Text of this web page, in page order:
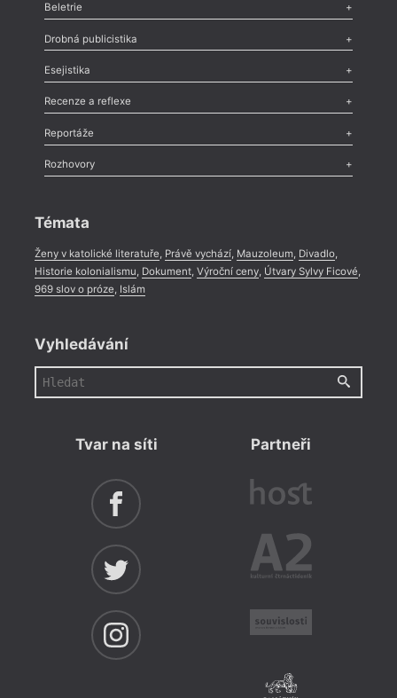
Beletrie
Poezie,Próza,Dokumenty
Drobná publicistika
Odlesk
Nekrolog,Glosa,Sloupek,Pozvánka,Literární soutěž,
Esejistika
Esej ,Pádlo,Úvaha
Recenze a reflexe
Recenze
Méně slov o próze,Celá rubrika
Reportáže
Literární zítřky
Celá rubrika
Rozhovory
Témata
Ženy v katolické literatuře, Právě vychází, Mauzoleum, Divadlo,
Historie kolonialismu, Dokument, Výroční ceny, Útvary Sylvy Ficové,
969 slov o próze, Islám
Vyhledávání
Tvar na síti Partneři